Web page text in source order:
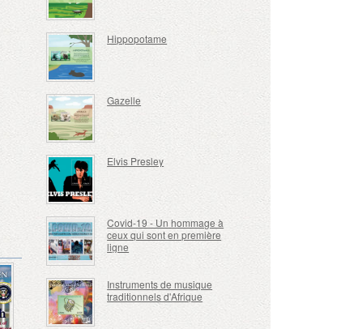
Hippopotame
Gazelle
Elvis Presley
Covid-19 - Un hommage à
ceux qui sont en première
ligne
Instruments de musique
traditionnels d'Afrique